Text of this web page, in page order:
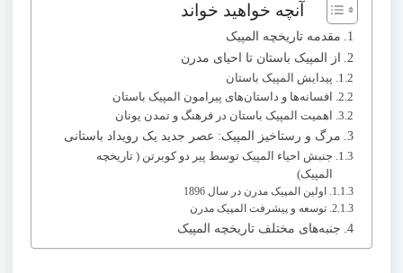
آنچه خواهید خواند
مقدمه تاریخچه المپیک
از المپیک باستان تا احیای مدرن
پیدایش المپیک باستان
افسانه‌ها و داستان‌های پیرامون المپیک باستان
اهمیت المپیک باستان در فرهنگ و تمدن یونان
مرگ و رستاخیز المپیک: عصر جدید یک رویداد باستانی
جنبش احیاء المپیک توسط پیر دو کوبرتن ( تاریخچه
المپیک)
اولین المپیک مدرن در سال 1896
توسعه و پیشرفت المپیک مدرن
جنبه‌های مختلف تاریخچه المپیک